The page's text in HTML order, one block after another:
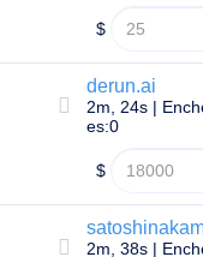
Recherche
Domaines
Recherche
Groupée
Recherche
Recherche
Anvancée
$
derun.ai
2m, 24s |
es:0
$
2m, 38s |